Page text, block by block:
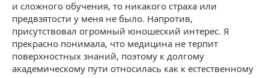
и сложного обучения, то никакого страха или
предвзятости у меня не было. Напротив,
присутствовал огромный юношеский интерес. Я
прекрасно понимала, что медицина не терпит
поверхностных знаний, поэтому к долгому
академическому пути относилась как к естественному